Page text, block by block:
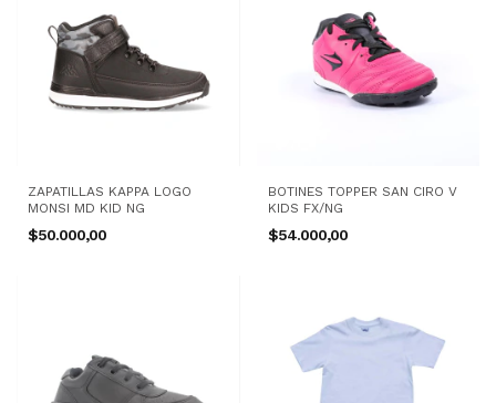
ZAPATILLAS KAPPA LOGO
MONSI MD KID NG
$50.000,00
BOTINES TOPPER SAN CIRO V
KIDS FX/NG
$54.000,00